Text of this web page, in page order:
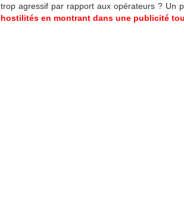
trop agressif par rapport aux opérateurs ? Un
hostilités en montrant dans une publicité